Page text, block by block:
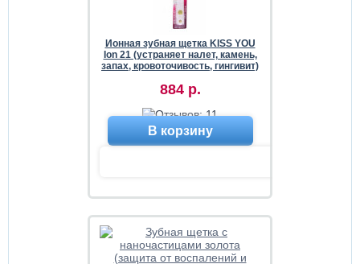
Ионная зубная щетка KISS YOU
Ion 21 (устраняет налет, камень,
запах, кровоточивость, гингивит)
884 р.
В корзину